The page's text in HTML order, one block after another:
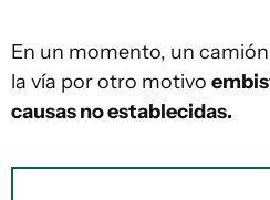
En un momento, un
la vía por otro motivo
causas no establecidas.